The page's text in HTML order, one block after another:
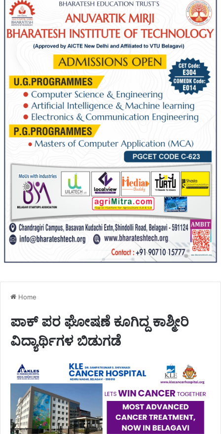
Home
ಪಾಕ್ ಪರ ಘೋಷಣೆ ಕೂಗಿದ್ದ ಕಾಶ್ಮೀರಿ
ವಿದ್ಯಾರ್ಥಿಗಳ ಬಿಡುಗಡೆ